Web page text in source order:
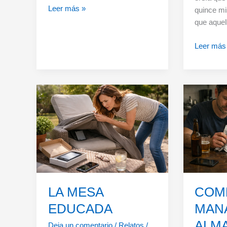
LA
Leer más »
quince
que
MATI,
DE
LA
ALEGRÍA
Leer
LA MESA
EDUCADA